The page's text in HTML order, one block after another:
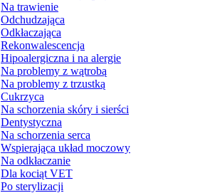
Na trawienie
Odchudzająca
Odkłaczająca
Rekonwalescencja
Hipoalergiczna i na alergie
Na problemy z wątrobą
Na problemy z trzustką
Cukrzyca
Na schorzenia skóry i sierści
Dentystyczna
Na schorzenia serca
Wspierająca układ moczowy
Na odkłaczanie
Dla kociąt VET
Po sterylizacji